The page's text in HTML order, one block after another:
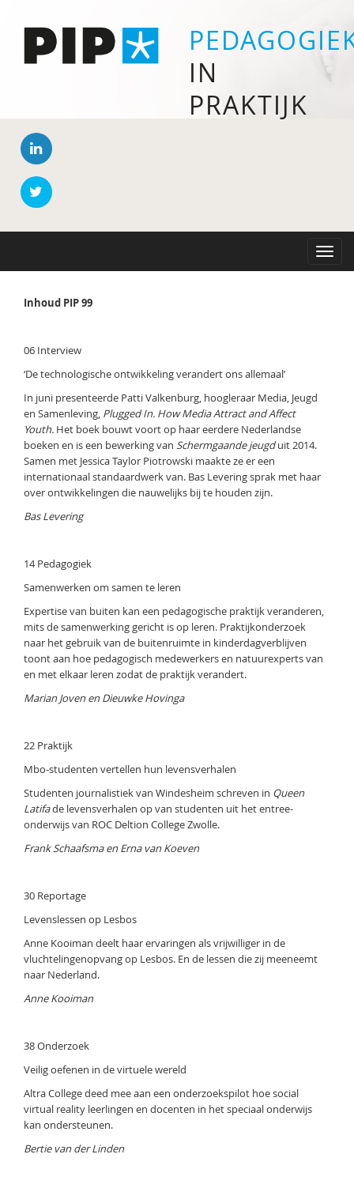
IN
PRAKTIJK
Toggle
Inhoud PIP 99
06 Interview
‘De technologische ontwikkeling verandert ons allemaal’
In juni presenteerde Patti Valkenburg, hoogleraar Media, Jeugd
en Samenleving, Plugged In. How Media Attract and Affect
Youth. Het boek bouwt voort op haar eerdere Nederlandse
boeken en is een bewerking van Schermgaande jeugduit 2014.
Samen met Jessica Taylor Piotrowski maakte ze er een
internationaal standaardwerk van. Bas Levering sprak met haar
over ontwikkelingen die nauwelijks bij te houden zijn.
Bas Levering
14 Pedagogiek
Samenwerken om samen te leren
Expertise van buiten kan een pedagogische praktijk veranderen,
mits de samenwerking gericht is op leren. Praktijkonderzoek
naar het gebruik van de buitenruimte in kinderdagverblijven
toont aan hoe pedagogisch medewerkers en natuurexperts van
en met elkaar leren zodat de praktijk verandert.
Marian Joven en Dieuwke Hovinga
22 Praktijk
Mbo-studenten vertellen hun levensverhalen
Studenten journalistiek van Windesheim schreven in Queen
Latifade levensverhalen op van studenten uit het entree-
onderwijs van ROC Deltion College Zwolle.
Frank Schaafsma en Erna van Koeven
30 Reportage
Levenslessen op Lesbos
Anne Kooiman deelt haar ervaringen als vrijwilliger in de
vluchtelingenopvang op Lesbos. En de lessen die zij meeneemt
naar Nederland.
Anne Kooiman
38 Onderzoek
Veilig oefenen in de virtuele wereld
Altra College deed mee aan een onderzoekspilot hoe social
virtual reality leerlingen en docenten in het speciaal onderwijs
kan ondersteunen.
Bertie van der Linden